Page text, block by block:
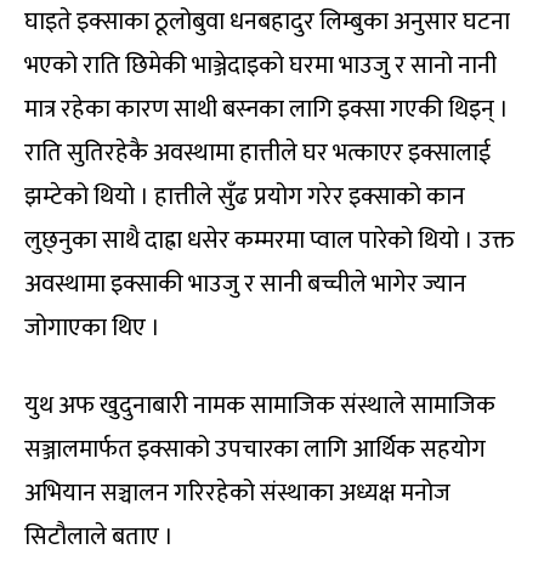
घाइते इक्साका ठूलोबुवा धनबहादुर लिम्बुका अनुसार घटना
भएको राति छिमेकी भाञ्जेदाइको घरमा भाउजु र सानो नानी
मात्र रहेका कारण साथी बस्नका लागि इक्सा गएकी थिइन् ।
राति सुतिरहेकै अवस्थामा हात्तीले घर भत्काएर इक्सालाई
झम्टेको थियो । हात्तीले सुँढ प्रयोग गरेर इक्साको कान
लुछ्नुका साथै दाह्रा धसेर कम्मरमा प्वाल पारेको थियो । उक्त
अवस्थामा इक्साकी भाउजु र सानी बच्चीले भागेर ज्यान
जोगाएका थिए ।
युथ अफ खुदुनाबारी नामक सामाजिक संस्थाले सामाजिक
सञ्जालमार्फत इक्साको उपचारका लागि आर्थिक सहयोग
अभियान सञ्चालन गरिरहेको संस्थाका अध्यक्ष मनोज
सिटौलाले बताए ।